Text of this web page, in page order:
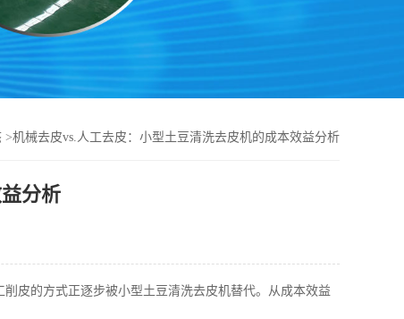
>机械去皮vs.人工去皮：小型土豆清洗去皮机的成本效益分析
分析
皮的方式正逐步被小型土豆清洗去皮机替代。从成本效益